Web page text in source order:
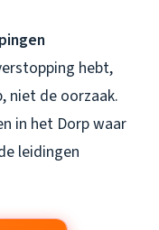
hebt,
niet de oorzaak.
in het Dorp waar
leidingen